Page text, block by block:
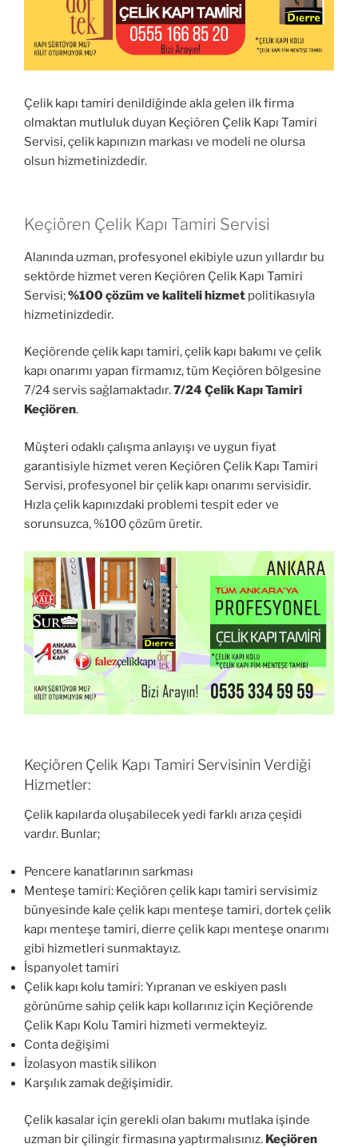
Çelik kapı tamiri denildiğinde akla gelen ilk firma
olmaktan mutluluk duyan Keçiören Çelik Kapı Tamiri
Servisi, çelik kapınızın markası ve modeli ne olursa
olsun hizmetinizdedir.
Keçiören Çelik Kapı Tamiri Servisi
Alanında uzman, profesyonel ekibiyle uzun yıllardır bu
sektörde hizmet veren Keçiören Çelik Kapı Tamiri
Servisi;%100 çözüm ve kaliteli hizmet politikasıyla
hizmetinizdedir.
Keçiörende çelik kapı tamiri, çelik kapı bakımı ve çelik
kapı onarımı yapan firmamız, tüm Keçiören bölgesine
7/24 servis sağlamaktadır.7/24 Çelik Kapı Tamiri
Keçiören.
Müşteri odaklı çalışma anlayışı ve uygun fiyat
garantisiyle hizmet veren Keçiören Çelik Kapı Tamiri
Servisi, profesyonel bir çelik kapı onarımı servisidir.
Hızla çelik kapınızdaki problemi tespit eder ve
sorunsuzca, %100 çözüm üretir.
Keçiören Çelik Kapı Tamiri Servisinin Verdiği
Hizmetler:
Çelik kapılarda oluşabilecek yedi farklı arıza çeşidi
vardır. Bunlar;
Pencere kanatlarının sarkması
Menteşe tamiri: Keçiören çelik kapı tamiri servisimiz
bünyesinde kale çelik kapı menteşe tamiri, dortek çelik
kapı menteşe tamiri, dierre çelik kapı menteşe onarımı
gibi hizmetleri sunmaktayız.
İspanyolet tamiri
Çelik kapı kolu tamiri: Yıpranan ve eskiyen paslı
görünüme sahip çelik kapı kollarınız için Keçiörende
Çelik Kapı Kolu Tamiri hizmeti vermekteyiz.
Conta değişimi
İzolasyon mastik silikon
Karşılık zamak değişimidir.
Çelik kasalar için gerekli olan bakımı mutlaka işinde
uzman bir çilingir firmasına yaptırmalısınız. Keçiören